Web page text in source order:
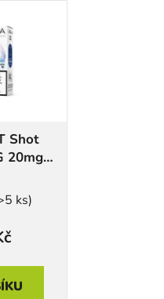
Shot
20mg
ks)